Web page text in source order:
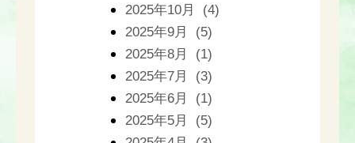
2025年10月 (4)
2025年9月 (5)
2025年8月 (1)
2025年7月 (3)
2025年6月 (1)
2025年5月 (5)